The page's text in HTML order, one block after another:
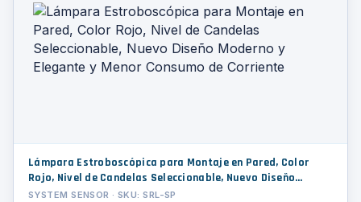
Lámpara Estroboscópica para Montaje en Pared, Color
Rojo, Nivel de Candelas Seleccionable, Nuevo Diseño
Moderno y Elegante y Menor Consumo de Corriente
SYSTEM SENSOR · SKU: SRL-SP